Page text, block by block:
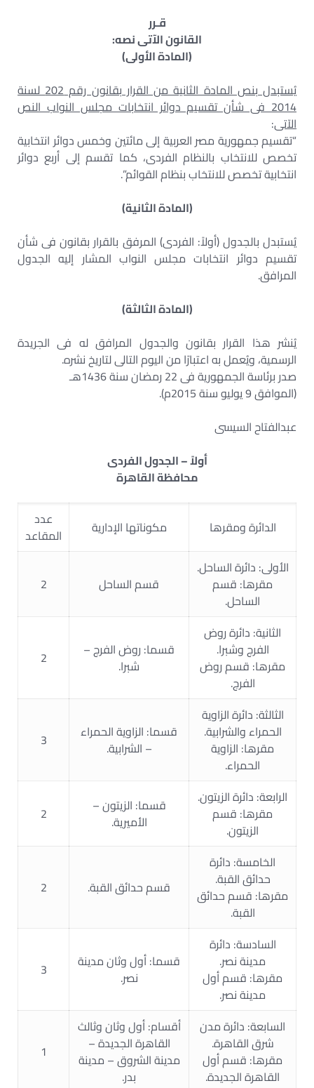
قـرر
القانون الآتى نصه:
(المادة الأولى)
يُستبدل بنص المادة الثانية من القرار بقانون رقم 202 لسنة
2014 فى شأن تقسيم دوائر انتخابات مجلس النواب النص
الآتى:
“تقسيم جمهورية مصر العربية إلى مائتين وخمس دوائر انتخابية
تخصص للانتخاب بالنظام الفردى، كما تقسم إلى أربع دوائر
انتخابية تخصص للانتخاب بنظام القوائم”.
(المادة الثانية)
يُستبدل بالجدول (أولاً: الفردى) المرفق بالقرار بقانون فى شأن
تقسيم دوائر انتخابات مجلس النواب المشار إليه الجدول
المرافق.
(المادة الثالثة)
يُنشر هذا القرار بقانون والجدول المرافق له فى الجريدة
الرسمية، ويُعمل به اعتبارًا من اليوم التالى لتاريخ نشره.
صدر برئاسة الجمهورية فى 22 رمضان سنة 1436ه
ـ
(الموافق 9 يوليو سنة 2015م).
عبدالفتاح السيسى
أولاً – الجدول الفردى
محافظة القاهرة
الدائرة ومقرها مكوناتها الإدارية
عدد
المقاعد
الأولى: دائرة الساحل.
مقرها: قسم
الساحل.
قسم الساحل 2
الثانية: دائرة روض
الفرج وشبرا.
مقرها: قسم روض
الفرج.
قسما: روض الفرج –
شبرا.
2
الثالثة: دائرة الزاوية
الحمراء والشرابية.
مقرها: الزاوية
الحمراء.
قسما: الزاوية الحمراء
– الشرابية.
3
الرابعة: دائرة الزيتون.
مقرها: قسم
الزيتون.
قسما: الزيتون –
الأميرية.
2
الخامسة: دائرة
حدائق القبة.
مقرها: قسم حدائق
القبة.
قسم حدائق القبة. 2
السادسة: دائرة
مدينة نصر.
مقرها: قسم أول
مدينة نصر.
قسما: أول وثان مدينة
نصر.
3
السابعة: دائرة مدن
شرق القاهرة.
مقرها: قسم أول
القاهرة الجديدة.
أقسام: أول وثان وثالث
القاهرة الجديدة –
مدينة الشروق – مدينة
بدر.
1